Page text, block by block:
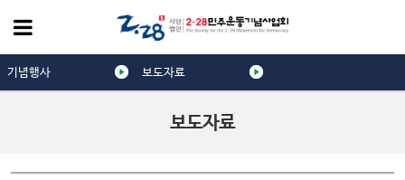
보도자료
기념행사 보도자료